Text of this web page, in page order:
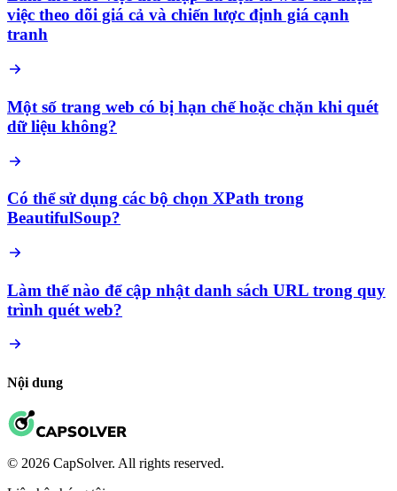
việc theo dõi giá cả và chiến lược định giá cạnh
tranh
Một số trang web có bị hạn chế hoặc chặn khi quét
dữ liệu không?
Có thể sử dụng các bộ chọn XPath trong
BeautifulSoup?
Làm thế nào để cập nhật danh sách URL trong quy
trình quét web?
Nội dung
© 2026 CapSolver. All rights reserved.